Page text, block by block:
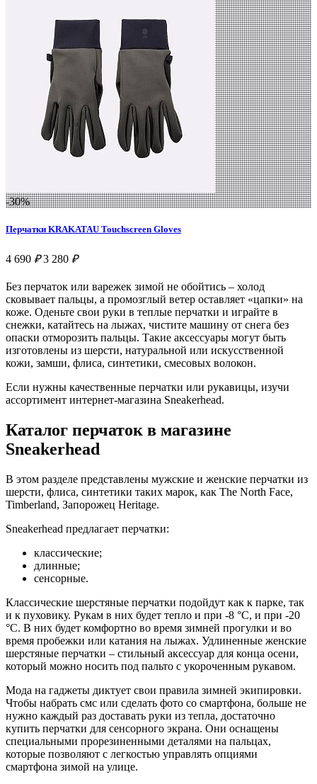
-30%
Перчатки KRAKATAU Touchscreen Gloves
4 690 ₽ 3 280 ₽
Без перчаток или варежек зимой не обойтись – холод
сковывает пальцы, а промозглый ветер оставляет «цапки» на
коже. Оденьте свои руки в теплые перчатки и играйте в
снежки, катайтесь на лыжах, чистите машину от снега без
опаски отморозить пальцы. Такие аксессуары могут быть
изготовлены из шерсти, натуральной или искусственной
кожи, замши, флиса, синтетики, смесовых волокон.
Если нужны качественные перчатки или рукавицы, изучи
ассортимент интернет-магазина Sneakerhead.
Каталог перчаток в магазине
Sneakerhead
В этом разделе представлены мужские и женские перчатки из
шерсти, флиса, синтетики таких марок, как The North Face,
Timberland, Запорожец Heritage.
Sneakerhead предлагает перчатки:
классические;
длинные;
сенсорные.
Классические шерстяные перчатки подойдут как к парке, так
и к пуховику. Рукам в них будет тепло и при -8 °С, и при -20
°С. В них будет комфортно во время зимней прогулки и во
время пробежки или катания на лыжах. Удлиненные женские
шерстяные перчатки – стильный аксессуар для конца осени,
который можно носить под пальто с укороченным рукавом.
Мода на гаджеты диктует свои правила зимней экипировки.
Чтобы набрать смс или сделать фото со смартфона, больше не
нужно каждый раз доставать руки из тепла, достаточно
купить перчатки для сенсорного экрана. Они оснащены
специальными прорезиненными деталями на пальцах,
которые позволяют с легкостью управлять опциями
смартфона зимой на улице.